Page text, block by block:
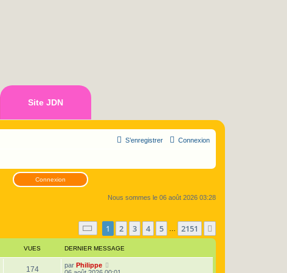
Site JDN
Connexion
S’enregistrer
Connexion
Nous sommes le 06 août 2026 03:28
Page sur2151
1 2 3 4 5 2151
VUES DERNIER MESSAGE
174V
D
e
par Philippe